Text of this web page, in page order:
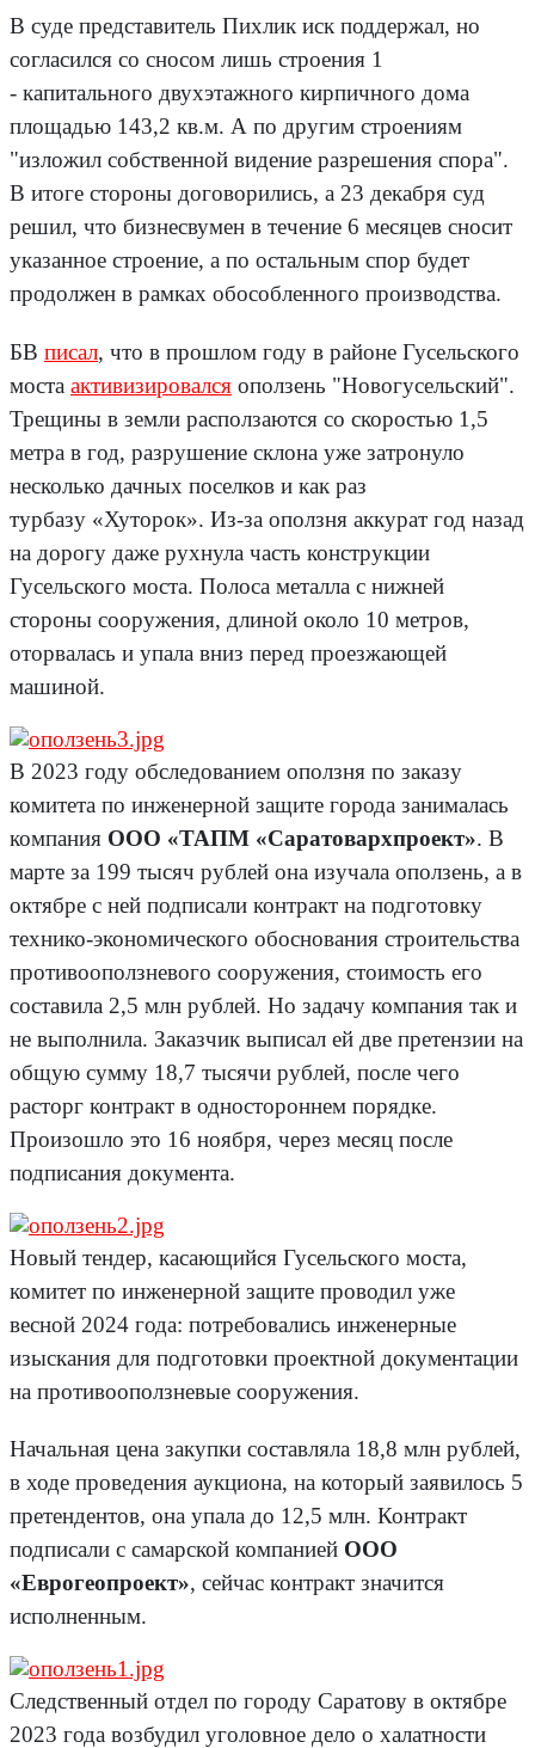
В суде представитель Пихлик иск поддержал, но
согласился со сносом лишь строения 1
- капитального двухэтажного кирпичного дома
площадью 143,2 кв.м. А по другим строениям
"изложил собственной видение разрешения спора".
В итоге стороны договорились, а 23 декабря суд
решил, что бизнесвумен в течение 6 месяцев сносит
указанное строение, а по остальным спор будет
продолжен в рамках обособленного производства.
БВ писал, что в прошлом году в районе Гусельского
моста активизировался оползень "Новогусельский".
Трещины в земли расползаются со скоростью 1,5
метра в год, разрушение склона уже затронуло
несколько дачных поселков и как раз
турбазу «Хуторок». Из-за оползня аккурат год назад
на дорогу даже рухнула часть конструкции
Гусельского моста. Полоса металла с нижней
стороны сооружения, длиной около 10 метров,
оторвалась и упала вниз перед проезжающей
машиной.
В 2023 году обследованием оползня по заказу
комитета по инженерной защите города занималась
компания ООО «ТАПМ «Саратовархпроект». В
марте за 199 тысяч рублей она изучала оползень, а в
октябре с ней подписали контракт на подготовку
технико-экономического обоснования строительства
противооползневого сооружения, стоимость его
составила 2,5 млн рублей. Но задачу компания так и
не выполнила. Заказчик выписал ей две претензии на
общую сумму 18,7 тысячи рублей, после чего
расторг контракт в одностороннем порядке.
Произошло это 16 ноября, через месяц после
подписания документа.
Новый тендер, касающийся Гусельского моста,
комитет по инженерной защите проводил уже
весной 2024 года: потребовались инженерные
изыскания для подготовки проектной документации
на противооползневые сооружения.
Начальная цена закупки составляла 18,8 млн рублей,
в ходе проведения аукциона, на который заявилось 5
претендентов, она упала до 12,5 млн. Контракт
подписали с самарской компанией ООО
«Еврогеопроект», сейчас контракт значится
исполненным.
Следственный отдел по городу Саратову в октябре
2023 года возбудил уголовное дело о халатности